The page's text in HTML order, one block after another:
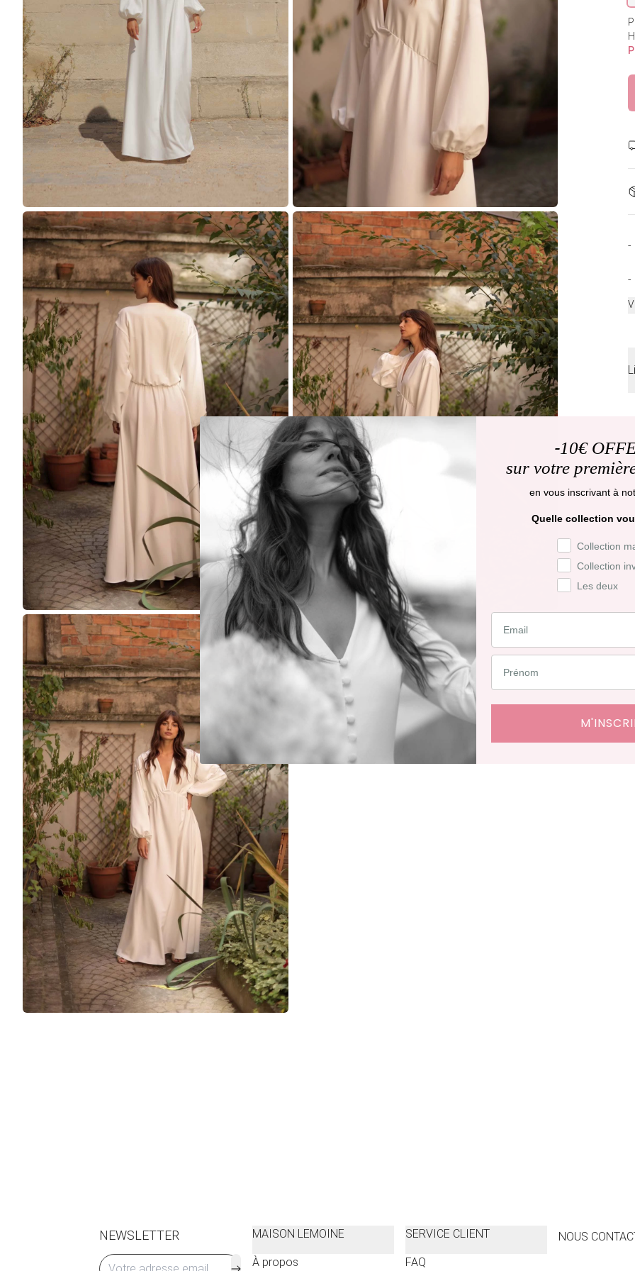
-
-
NEWSLETTER MAISON LEMOINE
À propos
SERVICE CLIENT
FAQ
NOUS
-10€
sur votre
en vous inscrivant à
Quelle collection
Préférence de
Collection
Collection
Les deux